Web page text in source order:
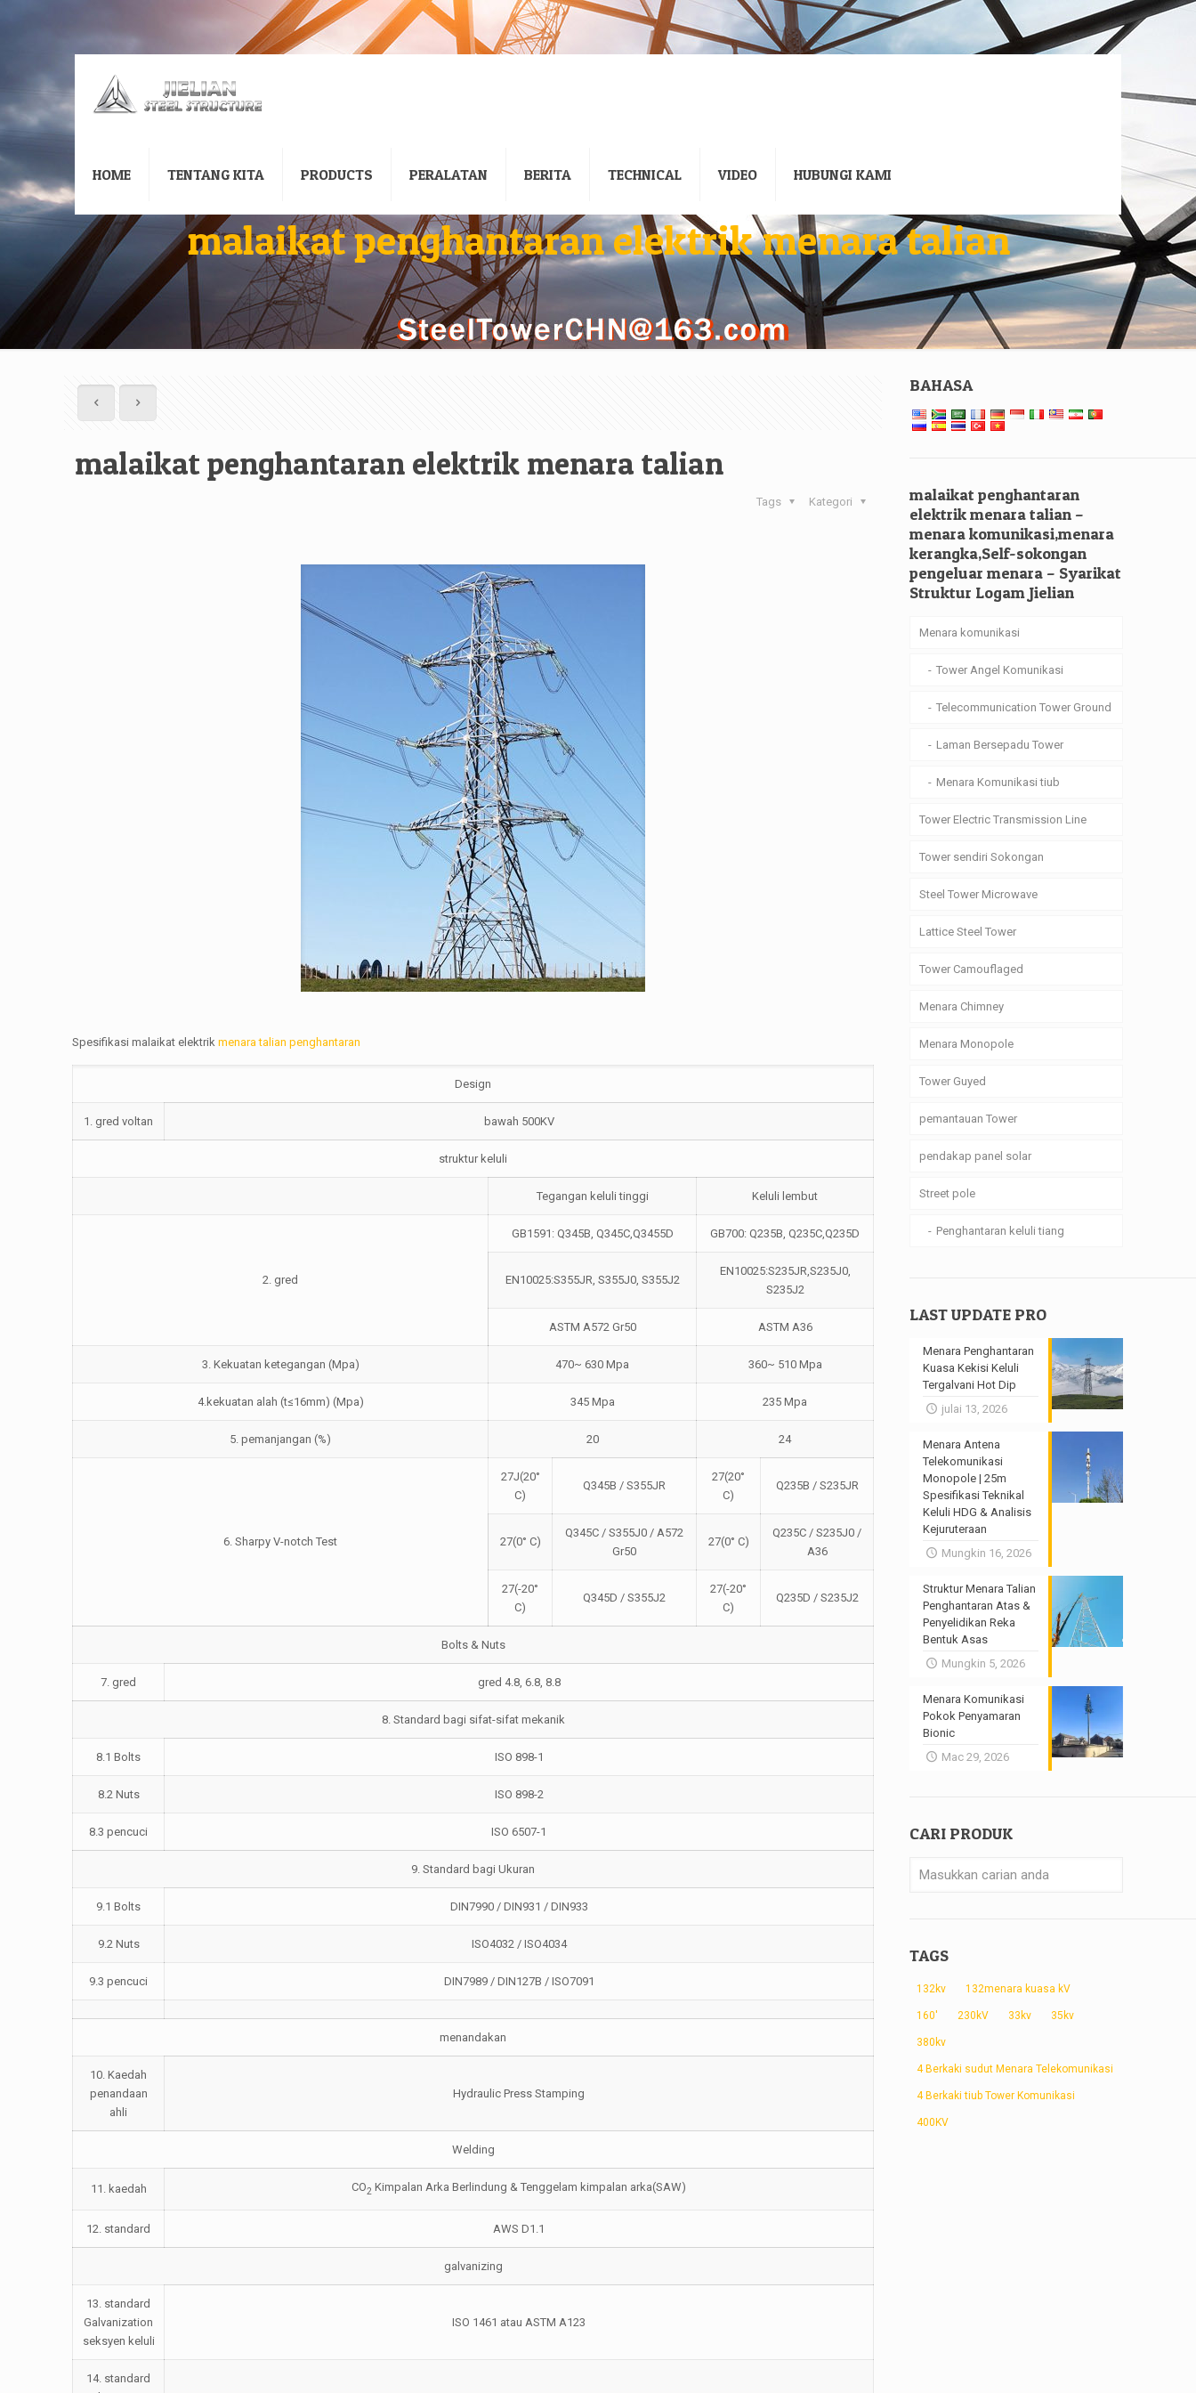
HOME TENTANG KITA PRODUCTS PERALATAN BERITA TECHNICAL VIDEO HUBUNGI KAMI
malaikat penghantaran elektrik menara talian
malaikat penghantaran elektrik menara talian
Kategori
Tags
Spesifikasi malaikat elektrikmenara talian penghantaran
Design
1. gred voltan bawah 500KV
struktur keluli
Tegangan keluli tinggi Keluli lembut
2. gred
GB1591: Q345B, Q345C,Q3455D GB700: Q235B, Q235C,Q235D
EN10025:S355JR, S355J0, S355J2
EN10025:S235JR,S235J0,
S235J2
ASTM A572 Gr50 ASTM A36
3. Kekuatan ketegangan (Mpa) 470~ 630 Mpa 360~ 510 Mpa
4.kekuatan alah (t≤16mm) (Mpa) 345 Mpa 235 Mpa
5. pemanjangan (%) 20 24
6. Sharpy V-notch Test
27J(20°
C)
Q345B / S355JR
27(20°
C)
Q235B / S235JR
27(0° C)
Q345C / S355J0 / A572
Gr50
27(0° C)
Q235C / S235J0 /
A36
27(-20°
C)
Q345D / S355J2
27(-20°
C)
Q235D / S235J2
Bolts & Nuts
7. gred gred 4.8, 6.8, 8.8
8. Standard bagi sifat-sifat mekanik
8.1 Bolts ISO 898-1
8.2 Nuts ISO 898-2
8.3 pencuci ISO 6507-1
9. Standard bagi Ukuran
9.1 Bolts DIN7990 / DIN931 / DIN933
9.2 Nuts ISO4032 / ISO4034
9.3 pencuci DIN7989 / DIN127B / ISO7091
menandakan
10. Kaedah
penandaan
ahli
Hydraulic Press Stamping
Welding
11. kaedah CO2 Kimpalan Arka Berlindung & Tenggelam kimpalan arka(SAW)
12. standard AWS D1.1
galvanizing
13. standard
Galvanization
seksyen keluli
ISO 1461 atau ASTM A123
14. standard
BAHASA
malaikat penghantaran
elektrik menara talian –
menara komunikasi,menara
kerangka,Self-sokongan
pengeluar menara – Syarikat
Struktur Logam Jielian
Menara komunikasi
Tower Angel Komunikasi
Telecommunication Tower Ground
Laman Bersepadu Tower
Menara Komunikasi tiub
Tower Electric Transmission Line
Tower sendiri Sokongan
Steel Tower Microwave
Lattice Steel Tower
Tower Camouflaged
Menara Chimney
Menara Monopole
Tower Guyed
pemantauan Tower
pendakap panel solar
Street pole
Penghantaran keluli tiang
LAST UPDATE PRO
Menara Penghantaran
Kuasa Kekisi Keluli
Tergalvani Hot Dip
julai 13, 2026
Menara Antena
Telekomunikasi
Monopole | 25m
Spesifikasi Teknikal
Keluli HDG & Analisis
Kejuruteraan
Mungkin 16, 2026
Struktur Menara Talian
Penghantaran Atas &
Penyelidikan Reka
Bentuk Asas
Mungkin 5, 2026
Menara Komunikasi
Pokok Penyamaran
Bionic
Mac 29, 2026
CARI PRODUK
TAGS
132kv 132menara kuasa kV
160' 230kV 33kv 35kv
380kv
4 Berkaki sudut Menara Telekomunikasi
4 Berkaki tiub Tower Komunikasi
400KV